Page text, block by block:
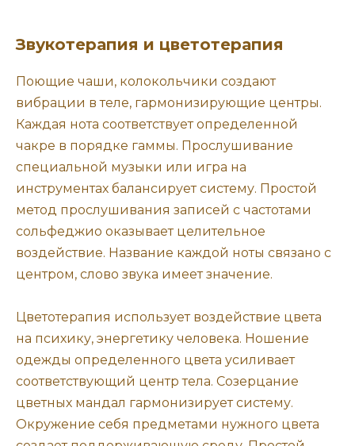
Звукотерапия и цветотерапия
Поющие чаши, колокольчики создают
вибрации в теле, гармонизирующие центры.
Каждая нота соответствует определенной
чакре в порядке гаммы. Прослушивание
специальной музыки или игра на
инструментах балансирует систему. Простой
метод прослушивания записей с частотами
сольфеджио оказывает целительное
воздействие. Название каждой ноты связано с
центром, слово звука имеет значение.
Цветотерапия использует воздействие цвета
на психику, энергетику человека. Ношение
одежды определенного цвета усиливает
соответствующий центр тела. Созерцание
цветных мандал гармонизирует систему.
Окружение себя предметами нужного цвета